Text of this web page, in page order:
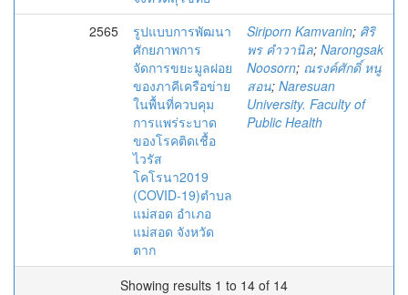
2565
รูปแบบการพัฒนา
ศักยภาพการ
จัดการขยะมูลฝอย
ของภาคีเครือข่าย
ในพื้นที่ควบคุม
การแพร่ระบาด
ของโรคติดเชื้อ
ไวรัส
โคโรนา2019
(COVID-19)ตำบล
แม่สอด อำเภอ
แม่สอด จังหวัด
ตาก
Siriporn Kamvanin; ศิริ
พร คำวานิล; Narongsak
Noosorn; ณรงค์ศักดิ์ หนู
สอน; Naresuan
University. Faculty of
Public Health
Showing results 1 to 14 of 14